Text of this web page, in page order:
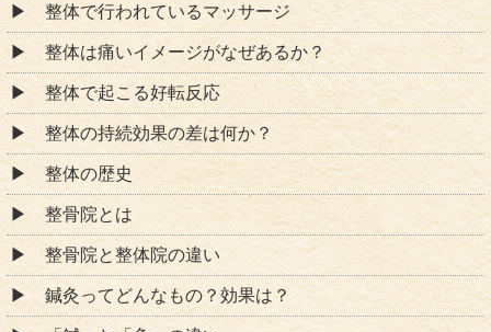
整体で行われているマッサージ
整体は痛いイメージがなぜあるか？
整体で起こる好転反応
整体の持続効果の差は何か？
整体の歴史
整骨院とは
整骨院と整体院の違い
鍼灸ってどんなもの？効果は？